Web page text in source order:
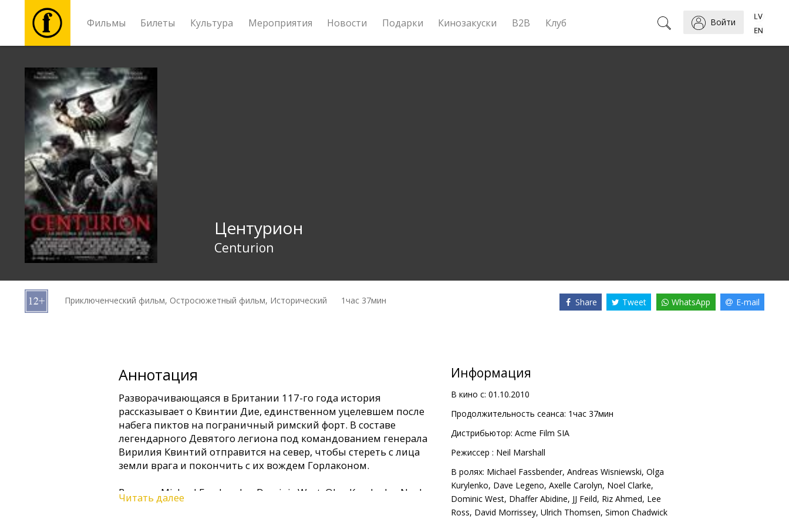
Фильмы Билеты Культура Мероприятия Новости Подарки Кинозакуски B2B Клуб Войти
Билеты
Культура
Мероприятия
Новости
Подарки
B2B
Центурион
Centurion
Приключенческий фильм, Остросюжетный фильм, Исторический 1час 37мин Share Tweet WhatsApp E-mail
Аннотация
Разворачивающаяся в Британии 117-го года история
рассказывает о Квинтии Дие, единственном уцелевшем после
набега пиктов на пограничный римский форт. В составе
легендарного Девятого легиона под командованием генерала
Вирилия Квинтий отправится на север, чтобы стереть с лица
земли врага и покончить с их вождем Горлаконом.
В ролях: Michael Fassbender, Dominic West, Olga Kurylenko, Noel
Clarke
Читать далее
Информация
В кино с: 01.10.2010
Продолжительность сеанса: 1час 37мин
Дистрибьютор: Acme Film SIA
Pежиссер : Neil Marshall
В ролях: Michael Fassbender, Andreas Wisniewski, Olga
Kurylenko, Dave Legeno, Axelle Carolyn, Noel Clarke,
Dominic West, Dhaffer Abidine, JJ Feild, Riz Ahmed, Lee
Ross, David Morrissey, Ulrich Thomsen, Simon Chadwick